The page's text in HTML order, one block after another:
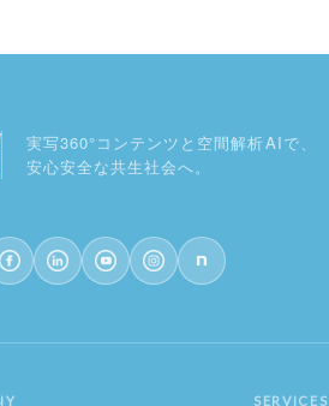
実写360°コンテンツと空間解析AIで、
安心安全な共生社会へ。
SERVICES